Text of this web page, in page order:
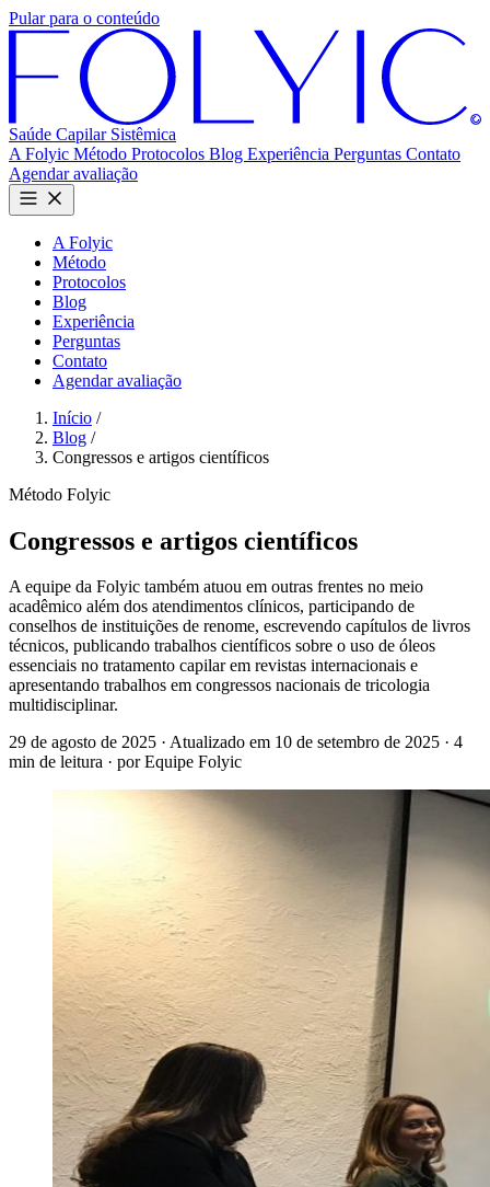
Pular para o conteúdo
Saúde Capilar Sistêmica
A Folyic Método Protocolos Blog Experiência Perguntas Contato
Agendar avaliação
A Folyic
Método
Protocolos
Blog
Experiência
Perguntas
Contato
Agendar avaliação
Início /
Blog /
Congressos e artigos científicos
Método Folyic
Congressos e artigos científicos
A equipe da Folyic também atuou em outras frentes no meio
acadêmico além dos atendimentos clínicos, participando de
conselhos de instituições de renome, escrevendo capítulos de livros
técnicos, publicando trabalhos científicos sobre o uso de óleos
essenciais no tratamento capilar em revistas internacionais e
apresentando trabalhos em congressos nacionais de tricologia
multidisciplinar.
29 de agosto de 2025 · Atualizado em 10 de setembro de 2025 · 4
min de leitura · por Equipe Folyic